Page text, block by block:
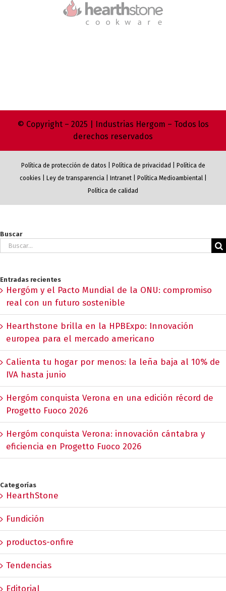
© Copyright – 2025 | Industrias Hergom – Todos los
derechos reservados
Política de protección de datos Política de privacidad
Política de
cookies
Ley de transparencia| Intranet| Política Medioambiental|
Política de calidad
Buscar
Buscar:
Entradas recientes
Hergóm y el Pacto Mundial de la ONU: compromiso
real con un futuro sostenible
Hearthstone brilla en la HPBExpo: Innovación
europea para el mercado americano
Calienta tu hogar por menos: la leña baja al 10% de
IVA hasta junio
Hergóm conquista Verona en una edición récord de
Progetto Fuoco 2026
Hergóm conquista Verona: innovación cántabra y
eficiencia en Progetto Fuoco 2026
Categorías
HearthStone
Fundición
productos-onfire
Tendencias
Editorial